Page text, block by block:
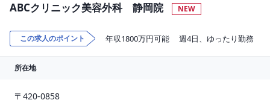
ABCクリニック美容外科 静岡院 NEW
この求人のポイント 年収1800万円可能 週4日、ゆったり勤務
所在地
〒420-0858